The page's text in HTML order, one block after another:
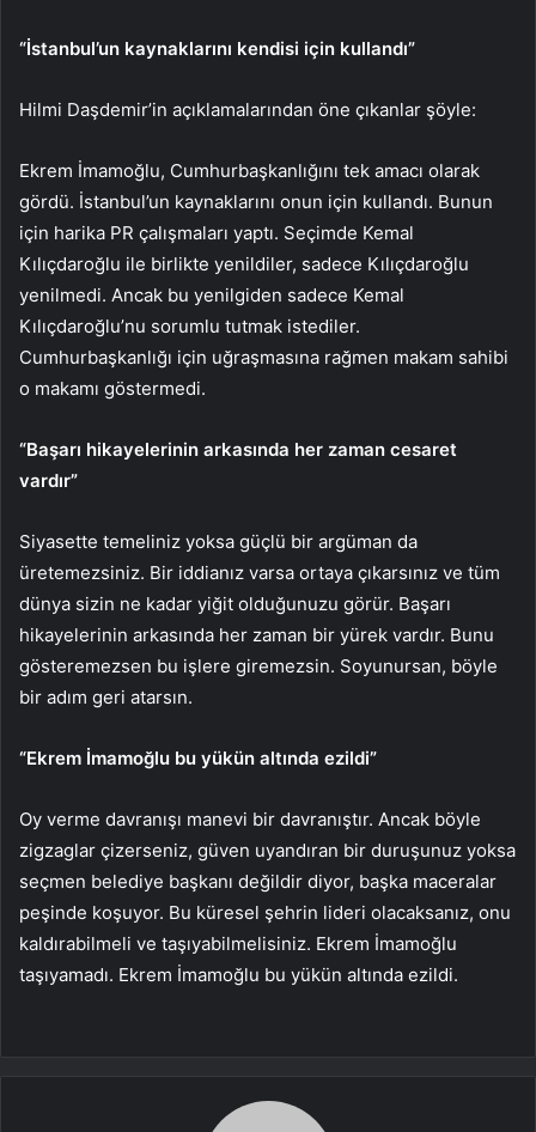
“İstanbul’un kaynaklarını kendisi için kullandı”
Hilmi Daşdemir’in açıklamalarından öne çıkanlar şöyle:
Ekrem İmamoğlu, Cumhurbaşkanlığını tek amacı olarak
gördü. İstanbul’un kaynaklarını onun için kullandı. Bunun
için harika PR çalışmaları yaptı. Seçimde Kemal
Kılıçdaroğlu ile birlikte yenildiler, sadece Kılıçdaroğlu
yenilmedi. Ancak bu yenilgiden sadece Kemal
Kılıçdaroğlu’nu sorumlu tutmak istediler.
Cumhurbaşkanlığı için uğraşmasına rağmen makam sahibi
o makamı göstermedi.
“Başarı hikayelerinin arkasında her zaman cesaret
vardır”
Siyasette temeliniz yoksa güçlü bir argüman da
üretemezsiniz. Bir iddianız varsa ortaya çıkarsınız ve tüm
dünya sizin ne kadar yiğit olduğunuzu görür. Başarı
hikayelerinin arkasında her zaman bir yürek vardır. Bunu
gösteremezsen bu işlere giremezsin. Soyunursan, böyle
bir adım geri atarsın.
“Ekrem İmamoğlu bu yükün altında ezildi”
Oy verme davranışı manevi bir davranıştır. Ancak böyle
zigzaglar çizerseniz, güven uyandıran bir duruşunuz yoksa
seçmen belediye başkanı değildir diyor, başka maceralar
peşinde koşuyor. Bu küresel şehrin lideri olacaksanız, onu
kaldırabilmeli ve taşıyabilmelisiniz. Ekrem İmamoğlu
taşıyamadı. Ekrem İmamoğlu bu yükün altında ezildi.